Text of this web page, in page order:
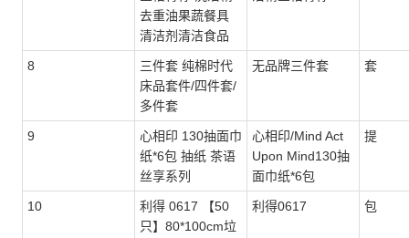
去重油果蔬餐具
清洁剂清洁食品
8
三件套 纯棉时代
床品套件/四件套/
多件套
无品牌三件套 套
9
心相印 130抽面巾
纸*6包 抽纸 茶语
丝享系列
心相印/Mind Act
Upon Mind130抽
面巾纸*6包
提
10
利得 0617 【50
只】80*100cm垃
利得0617 包